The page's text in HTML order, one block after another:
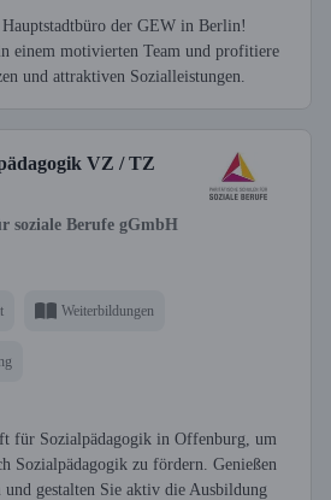
Hauptstadtbüro der GEW in Berlin!
einem motivierten Team und profitiere
und attraktiven Sozialleistungen.
VZ / TZ
soziale Berufe gGmbH
Weiterbildungen
für Sozialpädagogik in Offenburg, um
Sozialpädagogik zu fördern. Genießen
und gestalten Sie aktiv die Ausbildung